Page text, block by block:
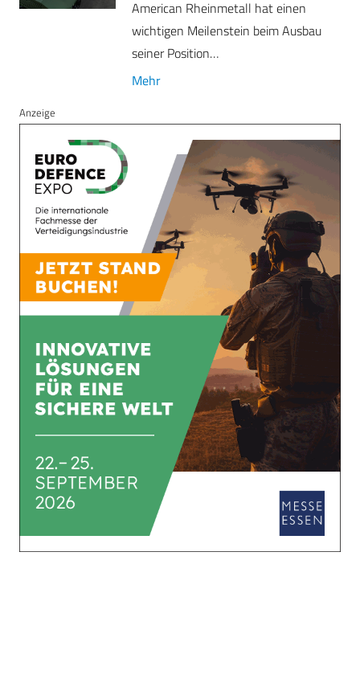
American Rheinmetall hat einen
wichtigen Meilenstein beim Ausbau
seiner Position…
Mehr
Anzeige